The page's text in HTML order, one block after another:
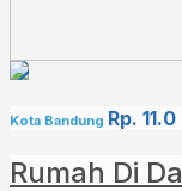
Kota Bandung Rp. 11.0
Rumah Di